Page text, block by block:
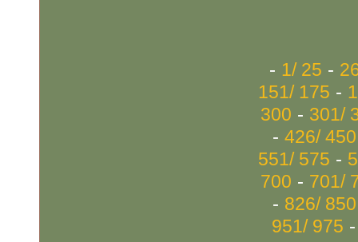
- 1/ 25 -
151/ 175 -
300 - 301/
- 426/ 450
551/ 575 -
700 - 701/
- 826/ 850
951/ 975